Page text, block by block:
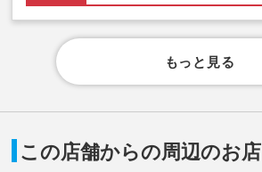
もっと見る
この店舗からの周辺のお店